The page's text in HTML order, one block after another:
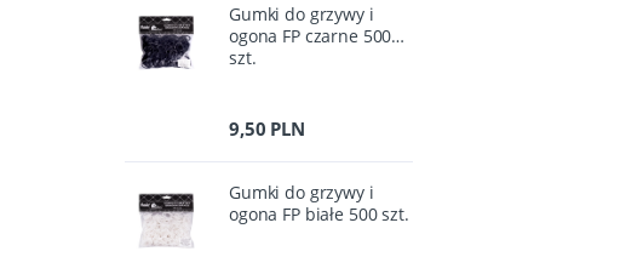
Gumki do grzywy i
ogona FP czarne 500
szt.
9,50 PLN
Gumki do grzywy i
ogona FP białe 500 szt.